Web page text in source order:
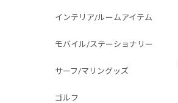
インテリア/ルームアイテム
モバイル/ステーショナリー
サーフ/マリングッズ
ゴルフ